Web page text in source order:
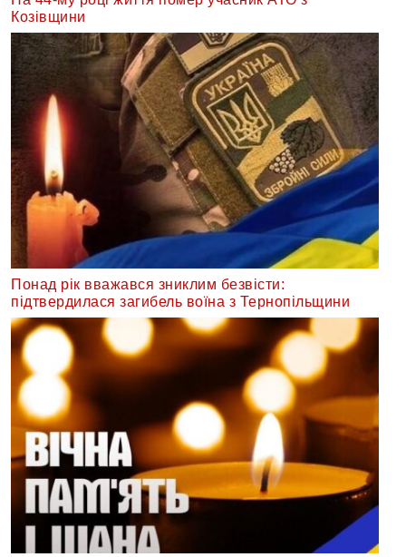
Козівщини
Понад рік вважався зниклим безвісти:
підтвердилася загибель воїна з Тернопільщини